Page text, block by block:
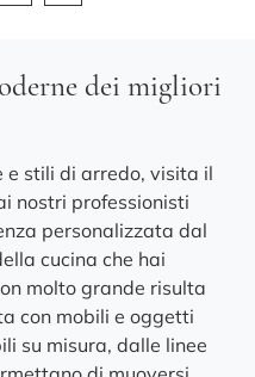
dei migliori
e stili di arredo, visita il
nostri professionisti
personalizzata dal
cucina che hai
molto grande risulta
con mobili e oggetti
su misura, dalle linee